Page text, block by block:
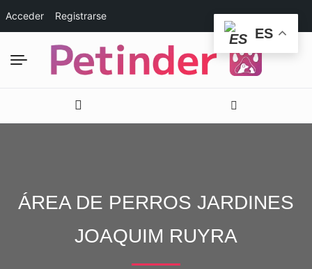
Acceder Registrarse
ÁREA DE PERROS JARDINES
JOAQUIM RUYRA
ES